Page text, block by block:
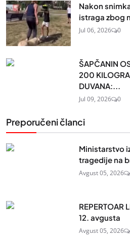
Nakon
istraga zbog
Jul 06, 2026 0
ŠAPČANIN
200
DUVANA:...
Jul 09, 2026 0
Preporučeni članci
Ministarstvo
tragedije na
Avgust 05, 2026
REPERTOAR
12. avgusta
Avgust 05, 2026